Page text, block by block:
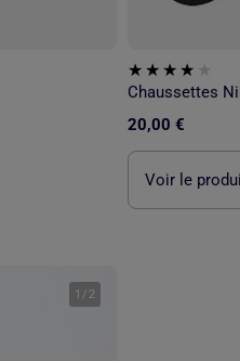
Chaussettes
20,00 €
Voir le
1 / 2